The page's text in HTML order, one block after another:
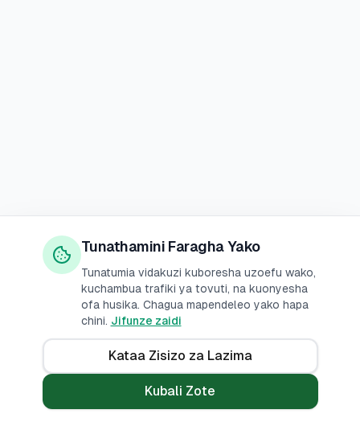
Tunathamini Faragha Yako
Tunatumia vidakuzi kuboresha uzoefu wako,
kuchambua trafiki ya tovuti, na kuonyesha
ofa husika. Chagua mapendeleo yako hapa
chini. Jifunze zaidi
Kataa Zisizo za Lazima
Kubali Zote